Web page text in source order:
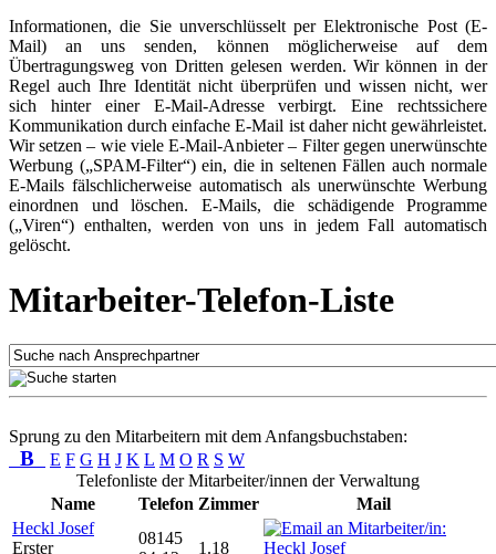
Informationen, die Sie unverschlüsselt per Elektronische Post (E-
Mail) an uns senden, können möglicherweise auf dem
Übertragungsweg von Dritten gelesen werden. Wir können in der
Regel auch Ihre Identität nicht überprüfen und wissen nicht, wer
sich hinter einer E-Mail-Adresse verbirgt. Eine rechtssichere
Kommunikation durch einfache E-Mail ist daher nicht gewährleistet.
Wir setzen – wie viele E-Mail-Anbieter – Filter gegen unerwünschte
Werbung („SPAM-Filter“) ein, die in seltenen Fällen auch normale
E-Mails fälschlicherweise automatisch als unerwünschte Werbung
einordnen und löschen. E-Mails, die schädigende Programme
(„Viren“) enthalten, werden von uns in jedem Fall automatisch
gelöscht.
Mitarbeiter-Telefon-Liste
Sprung zu den Mitarbeitern mit dem Anfangsbuchstaben:
B E F G H J K L M O R S W
Telefonliste der Mitarbeiter/innen der Verwaltung
Name
Telefon Zimmer
Mail
Heckl Josef
Erster
08145
1.18